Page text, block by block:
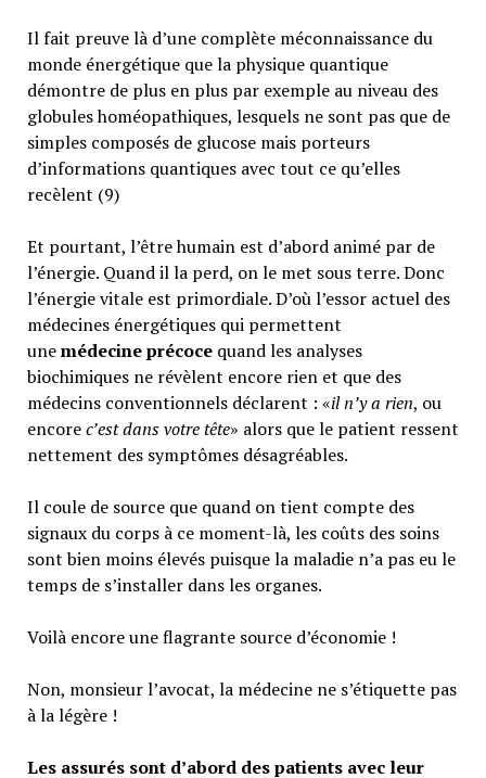
Il fait preuve là d’une complète méconnaissance du
monde énergétique que la physique quantique
démontre de plus en plus par exemple au niveau des
globules homéopathiques, lesquels ne sont pas que de
simples composés de glucose mais porteurs
d’informations quantiques avec tout ce qu’elles
recèlent (9)
Et pourtant, l’être humain est d’abord animé par de
l’énergie. Quand il la perd, on le met sous terre. Donc
l’énergie vitale est primordiale. D’où l’essor actuel des
médecines énergétiques qui permettent
unemédecine précoce quand les analyses
biochimiques ne révèlent encore rien et que des
médecins conventionnels déclarent : «il n’y a rien, ou
encorec’est dans votre tête» alors que le patient ressent
nettement des symptômes désagréables.
Il coule de source que quand on tient compte des
signaux du corps à ce moment-là, les coûts des soins
sont bien moins élevés puisque la maladie n’a pas eu le
temps de s’installer dans les organes.
Voilà encore une flagrante source d’économie !
Non, monsieur l’avocat, la médecine ne s’étiquette pas
à la légère !
Les assurés sont d’abord des patients avec leur